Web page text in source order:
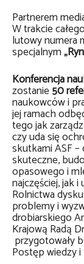
Partnerem
W trakcie
lutowy numera
specjalnym
Konferencja
zostanie50
naukowców i
jej ramach
tego jak
czy uda się
skutkami ASF
skuteczne,
opasowego i
najczęściej, jak
Rolnictwa
problemy i
drobiarskiego
Krajową Radą
przygotowały
Postęp wiedzy